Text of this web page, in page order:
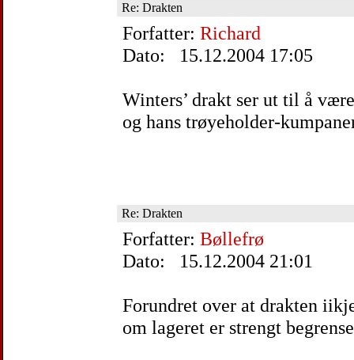
Re: Drakten
Forfatter: Richard
Dato: 15.12.2004 17:05
Winters’ drakt ser ut til å
og hans trøyeholder-
Re: Drakten
Forfatter: Bøllefrø
Dato: 15.12.2004 21:01
Forundret over at drakten
om lageret er strengt